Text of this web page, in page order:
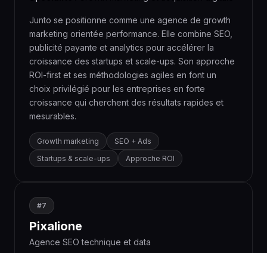
Junto se positionne comme une agence de growth
marketing orientée performance. Elle combine SEO,
publicité payante et analytics pour accélérer la
croissance des startups et scale-ups. Son approche
ROI-first et ses méthodologies agiles en font un
choix privilégié pour les entreprises en forte
croissance qui cherchent des résultats rapides et
mesurables.
Growth marketing
SEO + Ads
Startups & scale-ups
Approche ROI
#7
Pixalione
Agence SEO technique et data